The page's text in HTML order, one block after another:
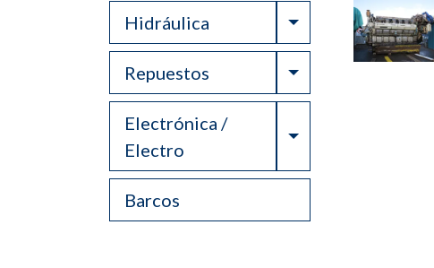
Hidráulica Toggle Dropdown
Repuestos Toggle Dropdown
Electrónica /
Electro
Toggle Dropdown
Barcos